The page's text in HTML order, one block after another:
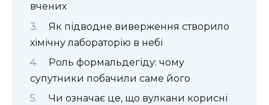
вчених
Як підводне виверження створило
хімічну лабораторію в небі
Роль формальдегіду: чому
супутники побачили саме його
Чи означає це, що вулкани корисні